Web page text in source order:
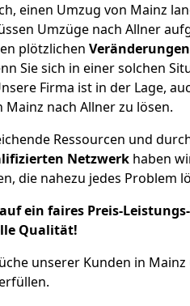
einen Umzug von Mainz
Umzüge nach Allner
plötzlichen
Sie sich in einer solchen
Firma ist in der Lage,
nach Allner zu lösen.
Ressourcen und
Netzwerk haben
die nahezu jedes Problem
ein faires Preis-
Qualität!
unserer Kunden in